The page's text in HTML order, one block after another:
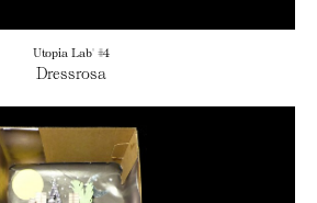
Utopia Lab' #4
Dressrosa